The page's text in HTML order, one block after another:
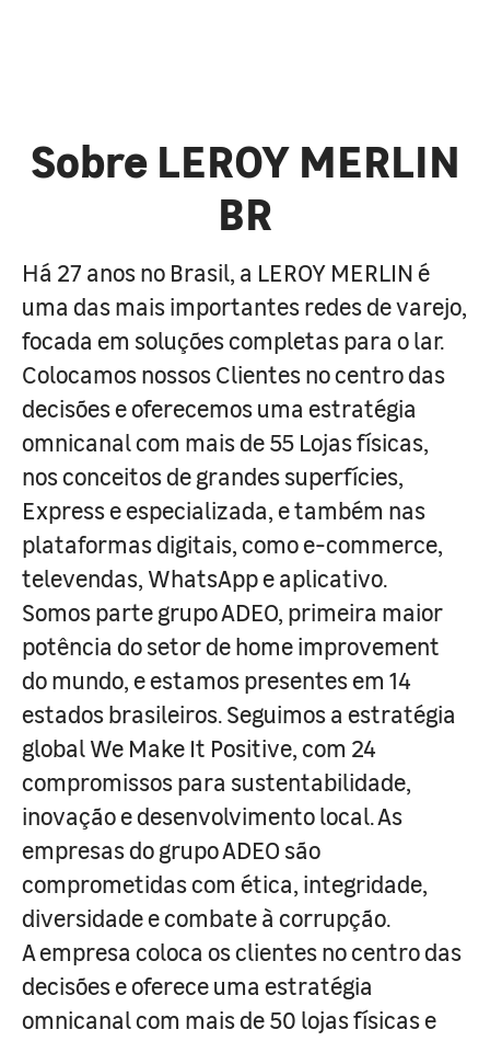
Sobre LEROY MERLIN
BR
Há 27 anos no Brasil, a LEROY MERLIN é
uma das mais importantes redes de varejo,
focada em soluções completas para o lar.
Colocamos nossos Clientes no centro das
decisões e oferecemos uma estratégia
omnicanal com mais de 55 Lojas físicas,
nos conceitos de grandes superfícies,
Express e especializada, e também nas
plataformas digitais, como e-commerce,
televendas, WhatsApp e aplicativo.
Somos parte grupo ADEO, primeira maior
potência do setor de home improvement
do mundo, e estamos presentes em 14
estados brasileiros. Seguimos a estratégia
global We Make It Positive, com 24
compromissos para sustentabilidade,
inovação e desenvolvimento local. As
empresas do grupo ADEO são
comprometidas com ética, integridade,
diversidade e combate à corrupção.
A empresa coloca os clientes no centro das
decisões e oferece uma estratégia
omnicanal com mais de 50 lojas físicas e